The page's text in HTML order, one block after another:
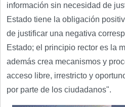
información sin necesidad de
Estado tiene la obligación
de justificar una negativa
Estado; el principio rector es la
además crea mecanismos y
acceso libre, irrestricto y
por parte de los ciudadanos".